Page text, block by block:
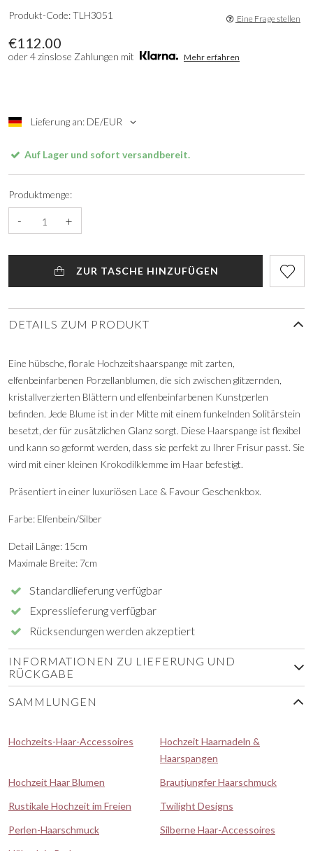
€112.00
oder 4 zinslose Zahlungen mit Mehr erfahren
Lieferung an: DE/EUR
Produkt-Code: TLH3051 Eine Frage stellen
Auf Lager und sofort versandbereit.
Produktmenge:
- +
ZUR TASCHE HINZUFÜGEN
DETAILS ZUM PRODUKT
Eine hübsche, florale Hochzeitshaarspange mit zarten,
elfenbeinfarbenen Porzellanblumen, die sich zwischen glitzernden,
kristallverzierten Blättern und elfenbeinfarbenen Kunstperlen
befinden. Jede Blume ist in der Mitte mit einem funkelnden Solitärstein
besetzt, der für zusätzlichen Glanz sorgt. Diese Haarspange ist flexibel
und kann so geformt werden, dass sie perfekt zu Ihrer Frisur passt. Sie
wird mit einer kleinen Krokodilklemme im Haar befestigt.
Präsentiert in einer luxuriösen Lace & Favour Geschenkbox.
Farbe: Elfenbein/Silber
Detail Länge: 15cm
Maximale Breite: 7cm
Standardlieferung verfügbar
Expresslieferung verfügbar
Rücksendungen werden akzeptiert
INFORMATIONEN ZU LIEFERUNG UND
RÜCKGABE
SAMMLUNGEN
Hochzeits-Haar-Accessoires
Hochzeit Haarnadeln &
Haarspangen
Hochzeit Haar Blumen
Brautjungfer Haarschmuck
Rustikale Hochzeit im Freien
Twilight Designs
Perlen-Haarschmuck
Silberne Haar-Accessoires